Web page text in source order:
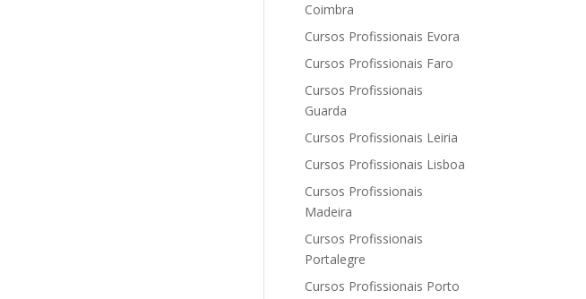
Coimbra
Cursos Profissionais Evora
Cursos Profissionais Faro
Cursos Profissionais
Guarda
Cursos Profissionais Leiria
Cursos Profissionais Lisboa
Cursos Profissionais
Madeira
Cursos Profissionais
Portalegre
Cursos Profissionais Porto